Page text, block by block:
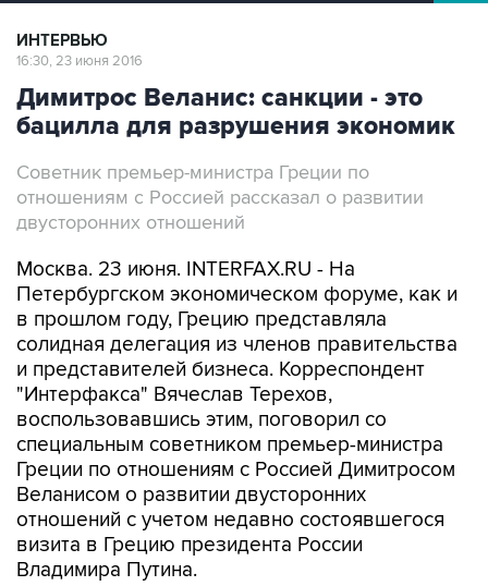
ИНТЕРВЬЮ
16:30, 23 июня 2016
Димитрос Веланис: санкции - это
бацилла для разрушения экономик
Советник премьер-министра Греции по
отношениям с Россией рассказал о развитии
двусторонних отношений
Москва. 23 июня. INTERFAX.RU - На
Петербургском экономическом форуме, как и
в прошлом году, Грецию представляла
солидная делегация из членов правительства
и представителей бизнеса. Корреспондент
"Интерфакса" Вячеслав Терехов,
воспользовавшись этим, поговорил со
специальным советником премьер-министра
Греции по отношениям с Россией Димитросом
Веланисом о развитии двусторонних
отношений с учетом недавно состоявшегося
визита в Грецию президента России
Владимира Путина.